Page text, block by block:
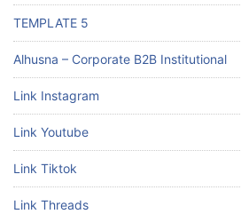
TEMPLATE 5
Alhusna – Corporate B2B Institutional
Link Instagram
Link Youtube
Link Tiktok
Link Threads